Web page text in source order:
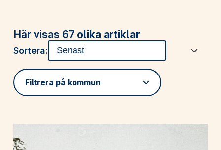
Här visas 67 olika artiklar
Sortera:
Filtrera på kommun